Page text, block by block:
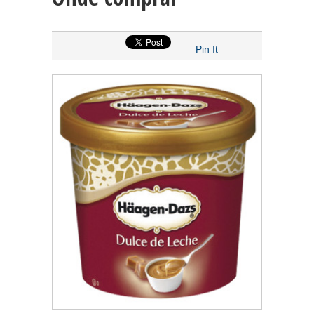
Pin It